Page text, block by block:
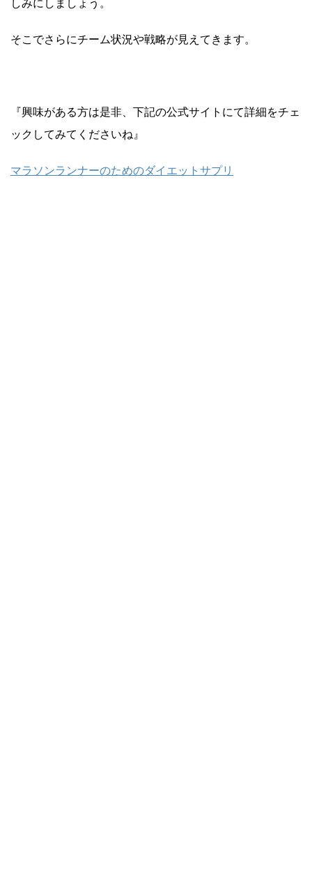
そこでさらにチーム状況や戦略が見えてきます。
『興味がある方は是非、下記の公式サイトにて詳細をチェ
ックしてみてくださいね』
マラソンランナーのためのダイエットサプリ